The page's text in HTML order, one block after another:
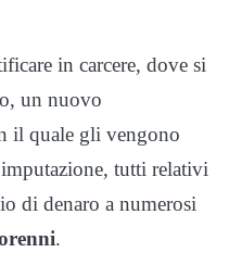
in carcere, dove si
un nuovo
il quale gli vengono
tutti relativi
di denaro a numerosi
.